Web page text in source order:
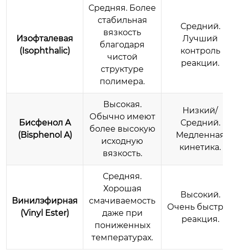
Изофталевая
(Isophthalic)
Средняя. Более
стабильная
вязкость
благодаря
чистой
структуре
полимера.
Средний.
Лучший
контроль
реакции.
Бисфенол А
(Bisphenol A)
Высокая.
Обычно имеют
более высокую
исходную
вязкость.
Низкий/
Средний.
Медленная
кинетика.
Винилэфирная
(Vinyl Ester)
Средняя.
Хорошая
смачиваемость
даже при
пониженных
температурах.
Высокий.
Очень
реакция.